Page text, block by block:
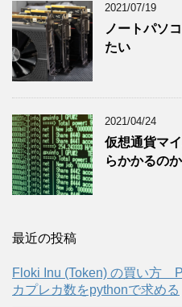
2021/07/19
ノートパソ
たい
2021/04/24
仮想通貨マ
らかかるのか
最近の投稿
Floki Inu (Token) の買い方
カプレカ数をpythonで求める